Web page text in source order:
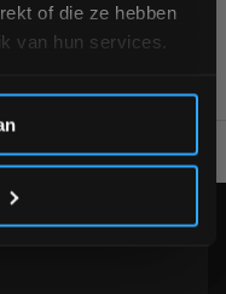
of die ze hebben
van hun services.
Voor 95% direct uit
de korting